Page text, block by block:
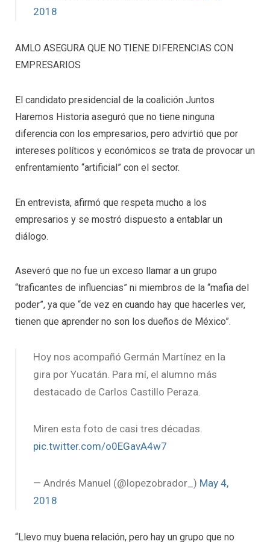
2018
AMLO ASEGURA QUE NO TIENE DIFERENCIAS CON
EMPRESARIOS
El candidato presidencial de la coalición Juntos
Haremos Historia aseguró que no tiene ninguna
diferencia con los empresarios, pero advirtió que por
intereses políticos y económicos se trata de provocar un
enfrentamiento “artificial” con el sector.
En entrevista, afirmó que respeta mucho a los
empresarios y se mostró dispuesto a entablar un
diálogo.
Aseveró que no fue un exceso llamar a un grupo
“traficantes de influencias” ni miembros de la “mafia del
poder”, ya que “de vez en cuando hay que hacerles ver,
tienen que aprender no son los dueños de México”.
Hoy nos acompañó Germán Martínez en la
gira por Yucatán. Para mí, el alumno más
destacado de Carlos Castillo Peraza.
Miren esta foto de casi tres décadas.
pic.twitter.com/o0EGavA4w7
— Andrés Manuel (@lopezobrador_) May 4,
2018
“Llevo muy buena relación, pero hay un grupo que no